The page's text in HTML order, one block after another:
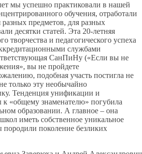
мы успешно практиковали в нашей
обучения, отработали
предметов, для разных
десятки статей. Эта 20-летняя
творчества и педагогического успеха
службами
СанПиНу («Если вы не
вы не пройдете
подобная участь постигла не
только эту необычайно
Тенденция унификации и
к «общему знаменателю» погубила
образовании. А главное – она
иметь собственное уникальное
поколение безликих